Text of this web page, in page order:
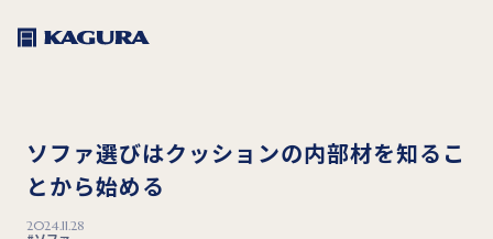
ソファ選びはクッションの内部材を知るこ
とから始める
2024.11.28